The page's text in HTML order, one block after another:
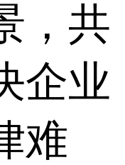
，共
企业
难